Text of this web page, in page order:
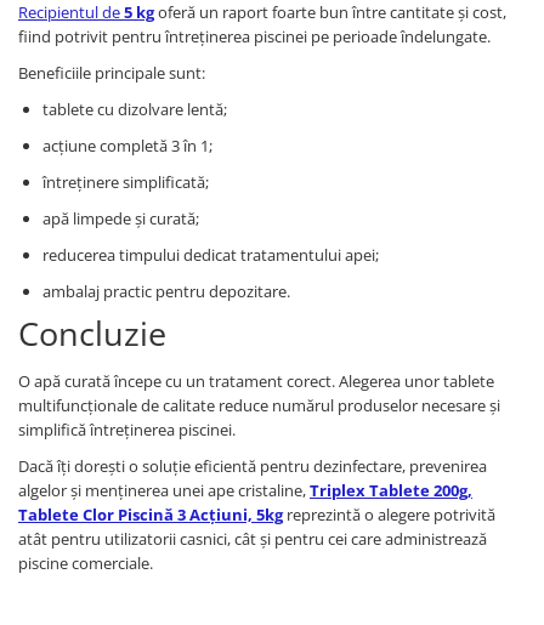
Recipientul de5 kgoferă un raport foarte bun între cantitate și cost,
fiind potrivit pentru întreținerea piscinei pe perioade îndelungate.
Beneficiile principale sunt:
tablete cu dizolvare lentă;
acțiune completă 3 în 1;
întreținere simplificată;
apă limpede și curată;
reducerea timpului dedicat tratamentului apei;
ambalaj practic pentru depozitare.
Concluzie
O apă curată începe cu un tratament corect. Alegerea unor tablete
multifuncționale de calitate reduce numărul produselor necesare și
simplifică întreținerea piscinei.
Dacă îți dorești o soluție eficientă pentru dezinfectare, prevenirea
algelor și menținerea unei ape cristaline,Triplex Tablete 200g,
Tablete Clor Piscină 3 Acțiuni, 5kgreprezintă o alegere potrivită
atât pentru utilizatorii casnici, cât și pentru cei care administrează
piscine comerciale.